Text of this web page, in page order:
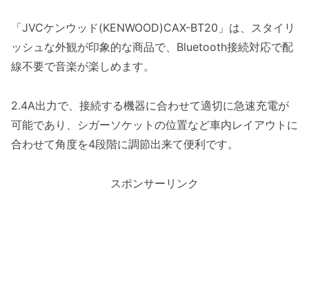
「JVCケンウッド(KENWOOD)CAX-BT20」は、スタイリ
ッシュな外観が印象的な商品で、Bluetooth接続対応で配
線不要で音楽が楽しめます。
2.4A出力で、接続する機器に合わせて適切に急速充電が
可能であり、シガーソケットの位置など車内レイアウトに
合わせて角度を4段階に調節出来て便利です。
スポンサーリンク